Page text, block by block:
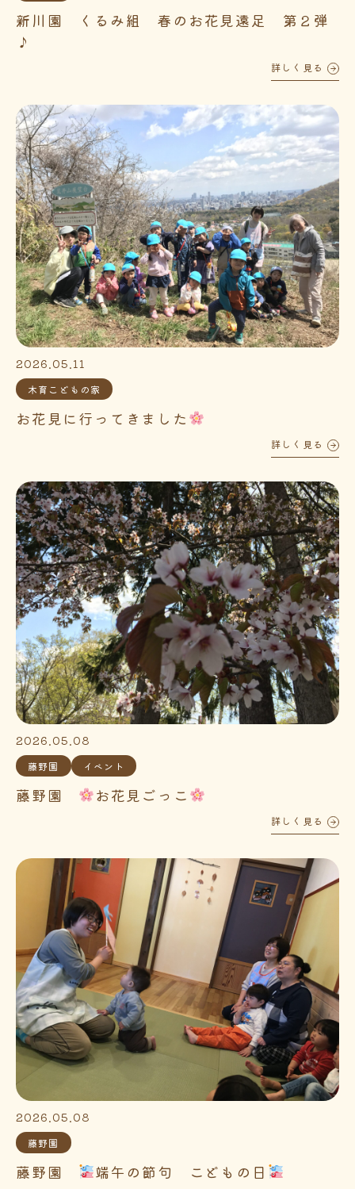
新川園 くるみ組 春のお花見遠足 第２弾
♪
詳しく見る
2026.05.11
木育こどもの家
お花見に行ってきました
詳しく見る
2026.05.08
藤野園 イベント
藤野園 お花見ごっこ
詳しく見る
2026.05.08
藤野園
藤野園 端午の節句 こどもの日